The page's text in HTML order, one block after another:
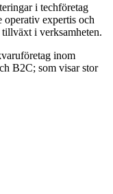
i techföretag
operativ expertis och
i verksamheten.
inom
B2C; som visar stor